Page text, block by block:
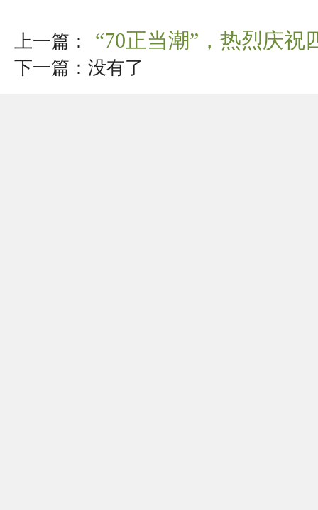
上一篇： “70正当潮”，热烈庆
下一篇：没有了